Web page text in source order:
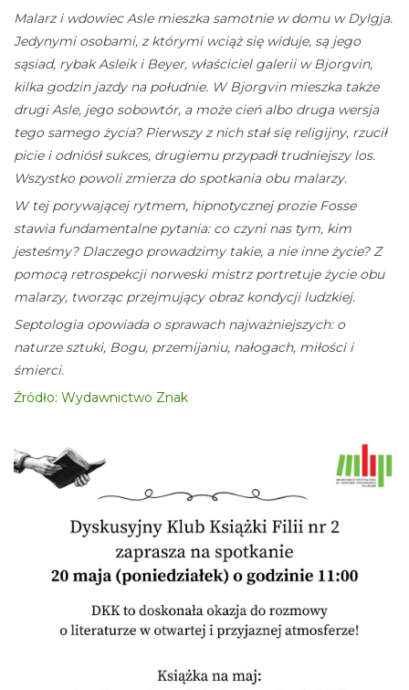
Malarz i wdowiec Asle mieszka samotnie w domu w Dylgja.
Jedynymi osobami, z którymi wciąż się widuje, są jego
sąsiad, rybak Asleik i Beyer, właściciel galerii w Bjorgvin,
kilka godzin jazdy na południe. W Bjorgvin mieszka także
drugi Asle, jego sobowtór, a może cień albo druga wersja
tego samego życia? Pierwszy z nich stał się religijny, rzucił
picie i odniósł sukces, drugiemu przypadł trudniejszy los.
Wszystko powoli zmierza do spotkania obu malarzy.
W tej porywającej rytmem, hipnotycznej prozie Fosse
stawia fundamentalne pytania: co czyni nas tym, kim
jesteśmy? Dlaczego prowadzimy takie, a nie inne życie? Z
pomocą retrospekcji norweski mistrz portretuje życie obu
malarzy, tworząc przejmujący obraz kondycji ludzkiej.
Septologia opowiada o sprawach najważniejszych: o
naturze sztuki, Bogu, przemijaniu, nałogach, miłości i
śmierci.
Źródło: Wydawnictwo Znak